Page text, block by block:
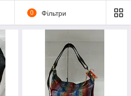
0 Фільтри